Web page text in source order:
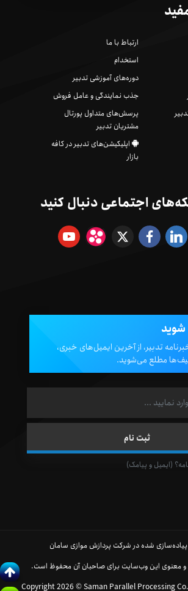
ارتباط با ما
استخدام
دوره‌های آموزشی تدبیر
جذب نمایندگی و عامل فروش
پرسش‌های متداول پورتال
مشتریان تدبیر
اپلیکیشن‌های تدبیر در کافه
بازار
اجتماعی دنبال کنید
تدبیر، از آخرین ایمیل‌های خبری،
مطلع می‌شوید.
(ایمیل و پیامک)
شده در شرکت پردازش موازی سامان
معنوی این وب‌سایت برای صاحبان آن محفوظ است.
Copyright 2026 © Saman Parallel Processing